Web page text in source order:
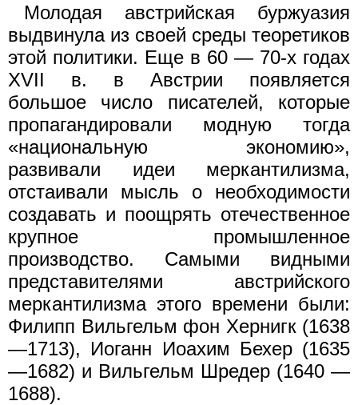
Молодая австрийская буржуазия
выдвинула из своей среды теоретиков
этой политики. Еще в 60 — 70-х годах
XVII в. в Австрии появляется
большое число писателей, которые
пропагандировали модную тогда
«национальную экономию»,
развивали идеи меркантилизма,
отстаивали мысль о необходимости
создавать и поощрять отечественное
крупное промышленное
производство. Самыми видными
представителями австрийского
меркантилизма этого времени были:
Филипп Вильгельм фон Хернигк (1638
—1713), Иоганн Иоахим Бехер (1635
—1682) и Вильгельм Шредер (1640 —
1688).